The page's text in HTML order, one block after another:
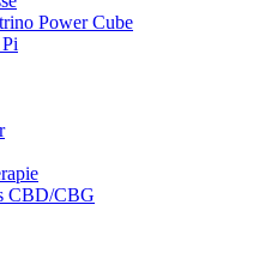
Power Cube
CBD/CBG